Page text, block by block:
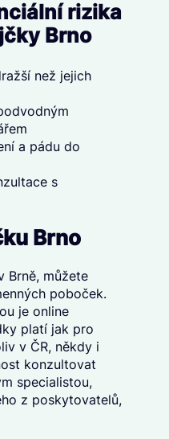
rizika
Brno
než jejich
a pádu do
s
Brno
Brně, můžete
poboček.
je online
platí jak pro
v ČR, někdy i
konzultovat
specialistou,
z poskytovatelů,